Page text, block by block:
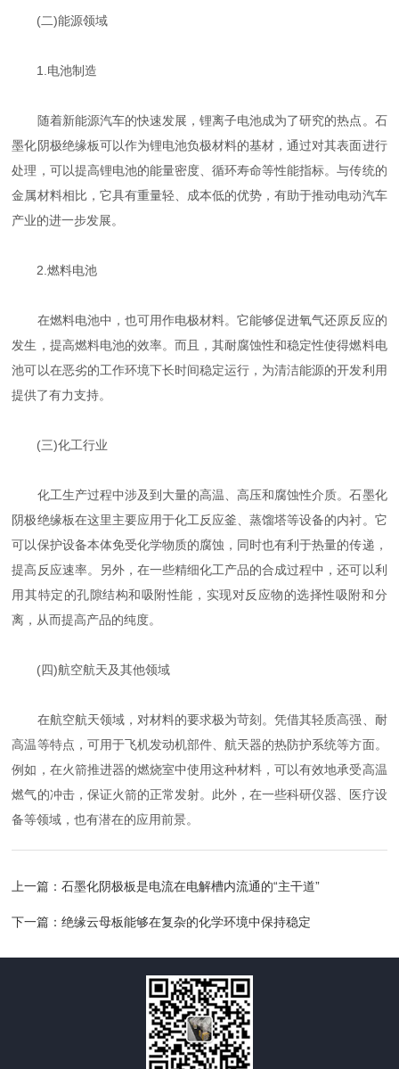
(二)能源领域
1.电池制造
随着新能源汽车的快速发展，锂离子电池成为了研究的热点。石
墨化阴极绝缘板可以作为锂电池负极材料的基材，通过对其表面进行
处理，可以提高锂电池的能量密度、循环寿命等性能指标。与传统的
金属材料相比，它具有重量轻、成本低的优势，有助于推动电动汽车
产业的进一步发展。
2.燃料电池
在燃料电池中，也可用作电极材料。它能够促进氧气还原反应的
发生，提高燃料电池的效率。而且，其耐腐蚀性和稳定性使得燃料电
池可以在恶劣的工作环境下长时间稳定运行，为清洁能源的开发利用
提供了有力支持。
(三)化工行业
化工生产过程中涉及到大量的高温、高压和腐蚀性介质。石墨化
阴极绝缘板在这里主要应用于化工反应釜、蒸馏塔等设备的内衬。它
可以保护设备本体免受化学物质的腐蚀，同时也有利于热量的传递，
提高反应速率。另外，在一些精细化工产品的合成过程中，还可以利
用其特定的孔隙结构和吸附性能，实现对反应物的选择性吸附和分
离，从而提高产品的纯度。
(四)航空航天及其他领域
在航空航天领域，对材料的要求极为苛刻。凭借其轻质高强、耐
高温等特点，可用于飞机发动机部件、航天器的热防护系统等方面。
例如，在火箭推进器的燃烧室中使用这种材料，可以有效地承受高温
燃气的冲击，保证火箭的正常发射。此外，在一些科研仪器、医疗设
备等领域，也有潜在的应用前景。
上一篇：石墨化阴极板是电流在电解槽内流通的“主干道”
下一篇：绝缘云母板能够在复杂的化学环境中保持稳定